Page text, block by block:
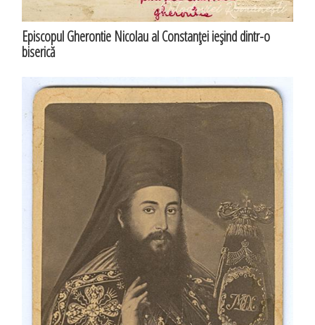
Episcopul Gherontie Nicolau al Constanţei ieşind dintr-o
biserică